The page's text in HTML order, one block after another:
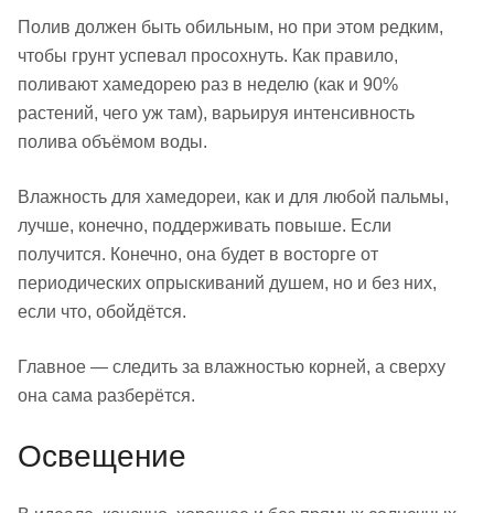
Полив должен быть обильным, но при этом редким,
чтобы грунт успевал просохнуть. Как правило,
поливают хамедорею раз в неделю (как и 90%
растений, чего уж там), варьируя интенсивность
полива объёмом воды.
Влажность для хамедореи, как и для любой пальмы,
лучше, конечно, поддерживать повыше. Если
получится. Конечно, она будет в восторге от
периодических опрыскиваний душем, но и без них,
если что, обойдётся.
Главное — следить за влажностью корней, а сверху
она сама разберётся.
Освещение